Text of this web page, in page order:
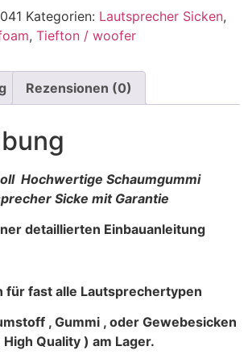
Kategorien: Lautsprecher Sicken,
, Tiefton / woofer
Rezensionen (0)
Hochwertige Schaumgummi
Sicke mit Garantie
detaillierten Einbauanleitung
für fast alle Lautsprechertypen
, Gummi , oder Gewebesicken
High Quality ) am Lager.